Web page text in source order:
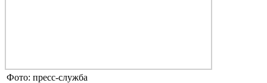
Фото: пресс-служба